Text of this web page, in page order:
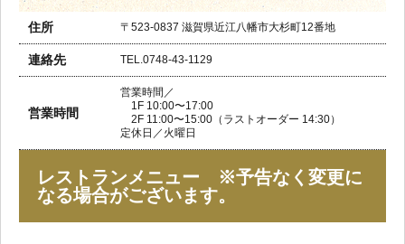
住所 〒523-0837 滋賀県近江八幡市大杉町12番地
連絡先 TEL.0748-43-1129
営業時間
営業時間／
1F 10:00〜17:00
2F 11:00〜15:00（ラストオーダー 14:30）
定休日／火曜日
レストランメニュー ※予告なく変更に
なる場合がございます。